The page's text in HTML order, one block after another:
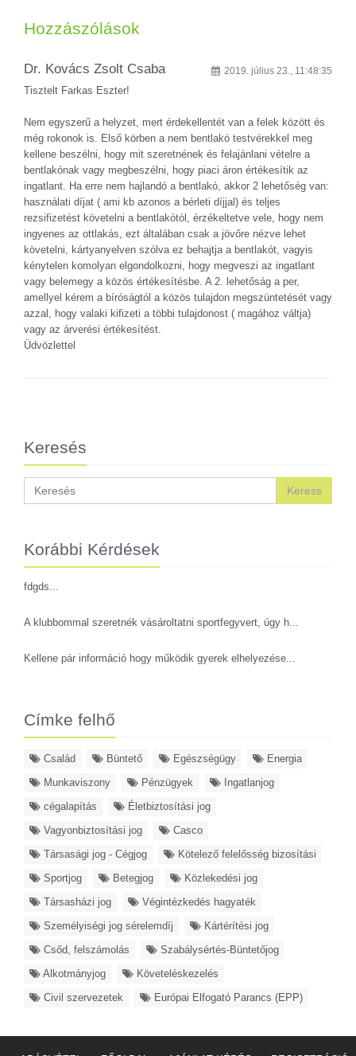
Hozzászólások
Dr. Kovács Zsolt Csaba 2019. július 23., 11:48:35
Tisztelt Farkas Eszter!
Nem egyszerű a helyzet, mert érdekellentét van a felek között és
még rokonok is. Első körben a nem bentlakó testvérekkel meg
kellene beszélni, hogy mit szeretnének és felajánlani vételre a
bentlakónak vagy megbeszélni, hogy piaci áron értékesítik az
ingatlant. Ha erre nem hajlandó a bentlakó, akkor 2 lehetőség van:
használati díjat ( ami kb azonos a bérleti díjjal) és teljes
rezsifizetést követelni a bentlakótól, érzékeltetve vele, hogy nem
ingyenes az ottlakás, ezt általában csak a jövőre nézve lehet
követelni, kártyanyelven szólva ez behajtja a bentlakót, vagyis
kénytelen komolyan elgondolkozni, hogy megveszi az ingatlant
vagy belemegy a közös értékesítésbe. A 2. lehetőság a per,
amellyel kérem a bíróságtól a közös tulajdon megszüntetését vagy
azzal, hogy valaki kifizeti a többi tulajdonost ( magához váltja)
vagy az árverési értékesítést.
Üdvözlettel
Keresés
Keress
Korábbi Kérdések
fdgds...
A klubbommal szeretnék vásároltatni sportfegyvert, úgy h...
Kellene pár információ hogy működik gyerek elhelyezése...
Címke felhő
Család Büntető Egészségügy
Energia
Munkaviszony
Pénzügyek
Ingatlanjog
cégalapítás
Életbiztosítási jog
Vagyonbiztosítási jog
Casco
Társasági jog - Cégjog
Kötelező felelősség bizosítási
Sportjog
Betegjog
Közlekedési jog
Társasházi jog
Végintézkedés hagyaték
Személyiségi jog sérelemdíj
Kártérítési jog
Csőd, felszámolás
Szabálysértés-Büntetőjog
Alkotmányjog
Követeléskezelés
Civil szervezetek
Európai Elfogató Parancs (EPP)